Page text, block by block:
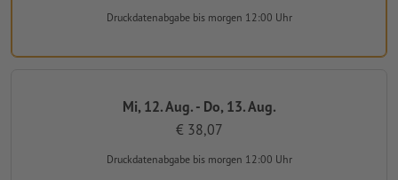
Druckdatenabgabe bis morgen 12:00 Uhr
Mi, 12. Aug. - Do, 13. Aug.
€ 38,07
Druckdatenabgabe bis morgen 12:00 Uhr